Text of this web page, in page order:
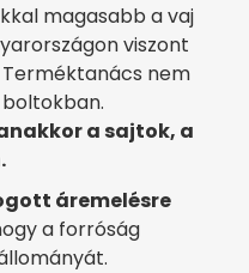
magasabb a vaj
viszont
nem
a sajtok, a
áremelésre
a forróság